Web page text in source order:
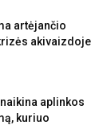
artėjančio
akivaizdoje
aplinkos
kuriuo